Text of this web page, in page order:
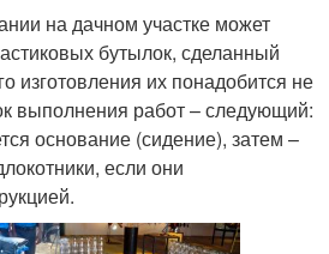
на дачном участке может
бутылок, сделанный
изготовления их понадобится не
выполнения работ – следующий:
основание (сидение), затем –
если они